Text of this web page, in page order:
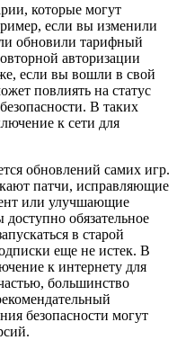
которые могут
если вы изменили
обновили тарифный
авторизации
если вы вошли в свой
повлиять на статус
В таких
к сети для
обновлений самих игр.
патчи, исправляющие
или улучшающие
обязательное
в старой
еще не истек. В
к интернету для
большинство
безопасности могут